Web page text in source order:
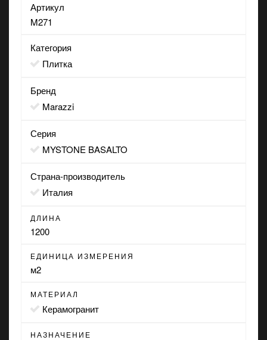
Артикул
M271
Категория
Плитка
Бренд
Marazzi
Серия
MYSTONE BASALTO
Страна-производитель
Италия
ДЛИНА
1200
ЕДИНИЦА ИЗМЕРЕНИЯ
м2
МАТЕРИАЛ
Керамогранит
НАЗНАЧЕНИЕ